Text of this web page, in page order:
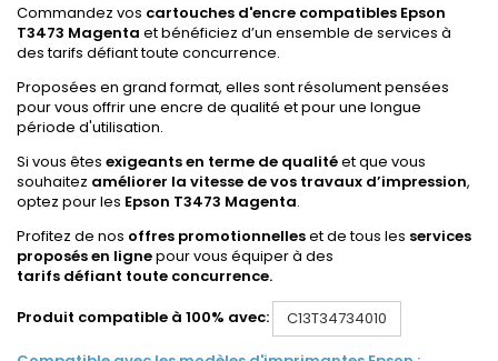
Commandez vos cartouches d'encre compatibles Epson
T3473 Magenta et bénéficiez d’un ensemble de services à
des tarifs défiant toute concurrence.
Proposées en grand format, elles sont résolument pensées
pour vous offrir une encre de qualité et pour une longue
période d'utilisation.
Si vous êtes exigeants en terme de qualitéet que vous
souhaitez améliorer la vitesse de vos travaux d’impression,
optez pour les Epson T3473 Magenta.
Profitez de nos offres promotionnelleset de tous les services
proposés en lignepour vous équiper à des
tarifs défiant toute concurrence.
Produit compatible à 100% avec:
C13T34734010